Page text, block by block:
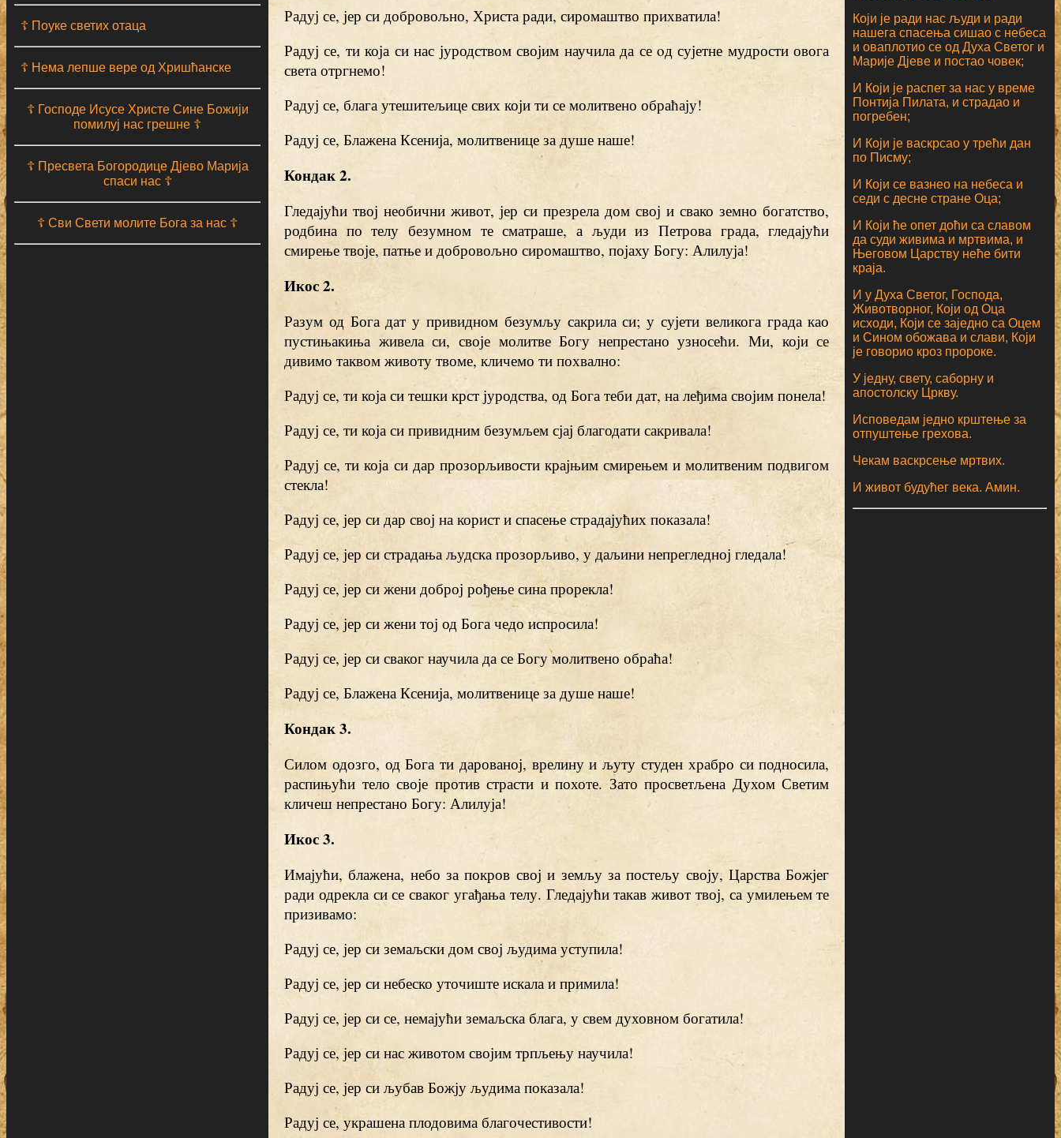
☦ Поуке светих отаца
☦ Нема лепше вере од Хришћанске
☦ Господе Исусе Христе Сине Божији
помилуј нас грешне ☦
☦ Пресвета Богородице Дјево Марија
спаси нас ☦
☦ Сви Свети молите Бога за нас ☦
Радуј се, јер си добровољно, Христа ради, сиромаштво прихватила!
Радуј се, ти која си нас јуродством својим научила да се oд сујетне мудрости овога
света отргнемо!
Радуј се, блага утешитељице свих који ти се молитвено обраћају!
Радуј се, Блажена Ксенија, молитвенице за душе наше!
Кондак 2.
Гледајући твој необични живот, јер си презрела дом свој и свако земно богатство,
родбина по телу безумном те сматраше, а људи из Петрова града, гледајући
смирење твоје, патње и добровољно сиромаштво, појаху Богу: Алилуја!
Икос 2.
Разум од Бога дат у привидном безумљу сакрила си; у сујети великога града као
пустињакиња живела си, своје молитве Богу непрестано узносећи. Ми, који се
дивимо таквом животу твоме, кличемо ти похвално:
Радуј се, ти која си тешки крст јуродства, од Бога теби дат, на леђима својим понела!
Радуј се, ти која си привидним безумљем сјај благодати сакривала!
Радуј се, ти која си дар прозорљивости крајњим смирењем и молитвеним подвигом
стекла!
Радуј се, јер си дар свој на корист и спасење страдајућих показала!
Радуј се, јер си страдања људска прозорљиво, у даљини непрегледној гледала!
Радуј се, јер си жени доброј рођење сина прорекла!
Радуј се, јер си жени тој од Бога чедо испросила!
Радуј се, јер си сваког научила да се Богу молитвено обраћа!
Радуј се, Блажена Ксенија, молитвенице за душе наше!
Кондак 3.
Силом одозго, од Бога ти дарованој, врелину и љуту студен храбро си подносила,
распињући тело своје против страсти и похоте. Зато просветљена Духом Светим
кличеш непрестано Богу: Алилуја!
Икос 3.
Имајући, блажена, небо за покров свој и земљу за постељу своју, Царства Божјег
ради одрекла си се сваког угађања телу. Гледајући такав живот твој, са умилењем те
призивамо:
Радуј се, јер си земаљски дом свој људима уступила!
Радуј се, јер си небеско уточиште искала и примила!
Радуј се, јер си се, немајући земаљска блага, у свем духовном богатила!
Радуј се, јер си нас животом својим трпљењу научила!
Радуј се, јер си љубав Божју људима показала!
Радуј се, украшена плодовима благочестивости!
Који је ради нас људи и ради
нашега спасења сишао с небеса
и оваплотио се од Духа Светог и
Марије Дјеве и постао човек;
И Који је распет за нас у време
Понтија Пилата, и страдао и
погребен;
И Који је васкрсао у трећи дан
по Писму;
И Који се вазнео на небеса и
седи с десне стране Оца;
И Који ће опет доћи са славом
да суди живима и мртвима, и
Његовом Царству неће бити
краја.
И у Духа Светог, Господа,
Животворног, Који од Оца
исходи, Који се заједно са Оцем
и Сином обожава и слави, Који
је говорио кроз пророке.
У једну, свету, саборну и
апостолску Цркву.
Исповедам једно крштење за
отпуштење грехова.
Чекам васкрсење мртвих.
И живот будућег века. Амин.